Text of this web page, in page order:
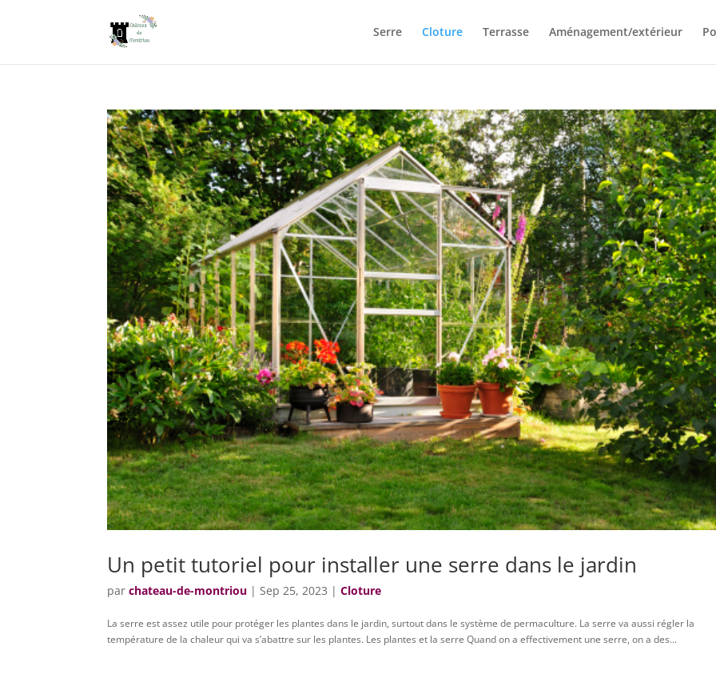
Serre Cloture Terrasse Aménagement/extérieur
Un petit tutoriel pour installer une serre dans le jardin
parchateau-de-montriou |Sep 25, 2023 |Cloture
La serre est assez utile pour protéger les plantes dans le jardin, surtout dans le système de permaculture. La serre va aussi régler la
température de la chaleur qui va s’abattre sur les plantes. Les plantes et la serre Quand on a effectivement une serre, on a des...